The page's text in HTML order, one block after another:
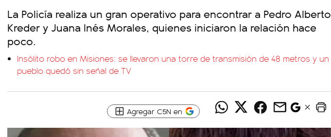
La Policía realiza un gran operativo para encontrar a Pedro Alberto
Kreder y Juana Inés Morales, quienes iniciaron la relación hace
poco.
Insólito robo en Misiones: se llevaron una torre de transmisión de 48 metros y un
pueblo quedó sin señal de TV
Agregar C5N en